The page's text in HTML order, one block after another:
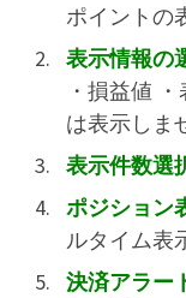
ポイントの
表示情報の
・損益値
は表示しま
表示件数選
ポジション
ルタイム表
決済アラー